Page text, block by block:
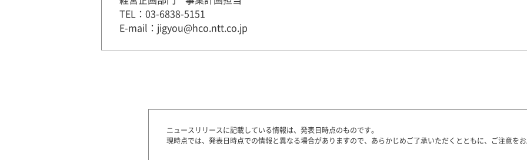
TEL：03-6838-5151
E-mail：jigyou@hco.ntt.co.jp
ニュースリリースに記載している情報は、発表日時点のものです。
現時点では、発表日時点での情報と異なる場合がありますので、あらかじめご了承いただくとともに、ご注意をお